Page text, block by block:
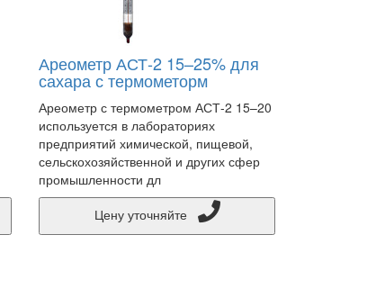
Ареометр АСТ-2 15–25% для
сахара с термометорм
Ареометр с термометром АСТ-2 15–20
используется в лабораториях
предприятий химической, пищевой,
сельскохозяйственной и других сфер
промышленности дл